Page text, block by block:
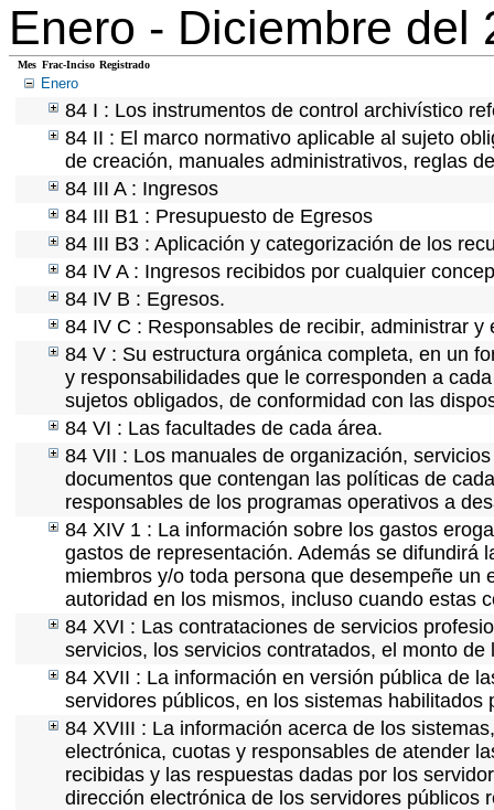
Enero - Diciembre del
Mes Frac-Inciso Registrado
Enero
84 I : Los instrumentos de control archivístico
84 II : El marco normativo aplicable al sujeto
de creación, manuales administrativos, reglas
84 III A : Ingresos
84 III B1 : Presupuesto de Egresos
84 III B3 : Aplicación y categorización de los
84 IV A : Ingresos recibidos por cualquier
84 IV B : Egresos.
84 IV C : Responsables de recibir, administrar y
84 V : Su estructura orgánica completa, en un
y responsabilidades que le corresponden a
sujetos obligados, de conformidad con las
84 VI : Las facultades de cada área.
84 VII : Los manuales de organización,
documentos que contengan las políticas de
responsables de los programas operativos a
84 XIV 1 : La información sobre los gastos
gastos de representación. Además se difundirá
miembros y/o toda persona que desempeñe
autoridad en los mismos, incluso cuando estas
84 XVI : Las contrataciones de servicios
servicios, los servicios contratados, el monto
84 XVII : La información en versión pública de
servidores públicos, en los sistemas
84 XVIII : La información acerca de los
electrónica, cuotas y responsables de atender
recibidas y las respuestas dadas por los
dirección electrónica de los servidores públicos